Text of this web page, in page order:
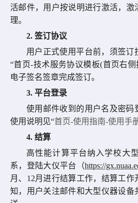
活邮件，用户按说明进行激活，激
理。
2. 签订协议
用户正式使用平台前，须签订
“首页-技术服务协议模板(首页右侧
电子签名签章完成签订。
3. 平台登录
使用邮件收到的用户名及密码
使用说明见“首页-使用指南-使用手
4. 结算
高性能计算平台纳入学校大
系，登陆大仪平台（https://
月、12月进行结算工作，结算工作
知，用户关注邮件和大型仪器设备